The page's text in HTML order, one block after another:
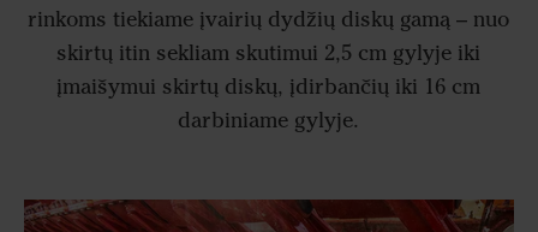
rinkoms tiekiame įvairių dydžių diskų gamą – nuo
skirtų itin sekliam skutimui 2,5 cm gylyje iki
įmaišymui skirtų diskų, įdirbančių iki 16 cm
darbiniame gylyje.